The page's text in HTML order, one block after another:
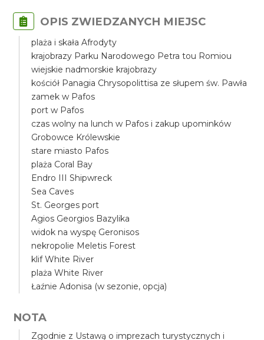
OPIS ZWIEDZANYCH MIEJSC
plaża i skała Afrodyty
krajobrazy Parku Narodowego Petra tou Romiou
wiejskie nadmorskie krajobrazy
kościół Panagia Chrysopolittisa ze słupem św. Pawła
zamek w Pafos
port w Pafos
czas wolny na lunch w Pafos i zakup upominków
Grobowce Królewskie
stare miasto Pafos
plaża Coral Bay
Endro III Shipwreck
Sea Caves
St. Georges port
Agios Georgios Bazylika
widok na wyspę Geronisos
nekropolie Meletis Forest
klif White River
plaża White River
Łaźnie Adonisa (w sezonie, opcja)
NOTA
Zgodnie z Ustawą o imprezach turystycznych i